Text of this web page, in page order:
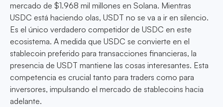
mercado de $1.968 mil millones en Solana. Mientras
USDC está haciendo olas, USDT no se va a ir en silencio.
Es el único verdadero competidor de USDC en este
ecosistema. A medida que USDC se convierte en el
stablecoin preferido para transacciones financieras, la
presencia de USDT mantiene las cosas interesantes. Esta
competencia es crucial tanto para traders como para
inversores, impulsando el mercado de stablecoins hacia
adelante.